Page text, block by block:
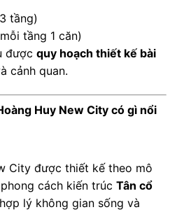
tầng)
tầng 1 căn)
được quy hoạch thiết kế bài
cảnh quan.
Huy New City có gì nổi
City được thiết kế theo mô
cách kiến trúc Tân cổ
lý không gian sống và